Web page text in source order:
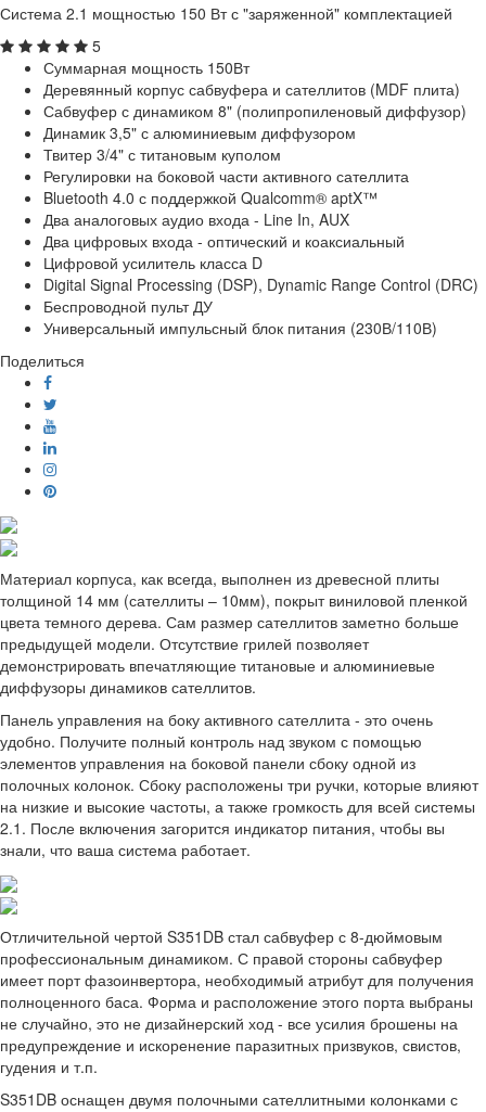
Система 2.1 мощностью 150 Вт с "заряженной" комплектацией
5
Суммарная мощность 150Вт
Деревянный корпус сабвуфера и сателлитов (MDF плита)
Сабвуфер с динамиком 8" (полипропиленовый диффузор)
Динамик 3,5" с алюминиевым диффузором
Твитер 3/4" с титановым куполом
Регулировки на боковой части активного сателлита
Bluetooth 4.0 с поддержкой Qualcomm® aptX™
Два аналоговых аудио входа - Line In, AUX
Два цифровых входа - оптический и коаксиальный
Цифровой усилитель класса D
Digital Signal Processing (DSP), Dynamic Range Control (DRC)
Беспроводной пульт ДУ
Универсальный импульсный блок питания (230В/110В)
Поделиться
Материал корпуса, как всегда, выполнен из древесной плиты
толщиной 14 мм (сателлиты – 10мм), покрыт виниловой пленкой
цвета темного дерева. Сам размер сателлитов заметно больше
предыдущей модели. Отсутствие грилей позволяет
демонстрировать впечатляющие титановые и алюминиевые
диффузоры динамиков сателлитов.
Панель управления на боку активного сателлита - это очень
удобно. Получите полный контроль над звуком с помощью
элементов управления на боковой панели сбоку одной из
полочных колонок. Сбоку расположены три ручки, которые влияют
на низкие и высокие частоты, а также громкость для всей системы
2.1. После включения загорится индикатор питания, чтобы вы
знали, что ваша система работает.
Отличительной чертой S351DB стал сабвуфер с 8-дюймовым
профессиональным динамиком. С правой стороны сабвуфер
имеет порт фазоинвертора, необходимый атрибут для получения
полноценного баса. Форма и расположение этого порта выбраны
не случайно, это не дизайнерский ход - все усилия брошены на
предупреждение и искоренение паразитных призвуков, свистов,
гудения и т.п.
S351DB оснащен двумя полочными сателлитными колонками с